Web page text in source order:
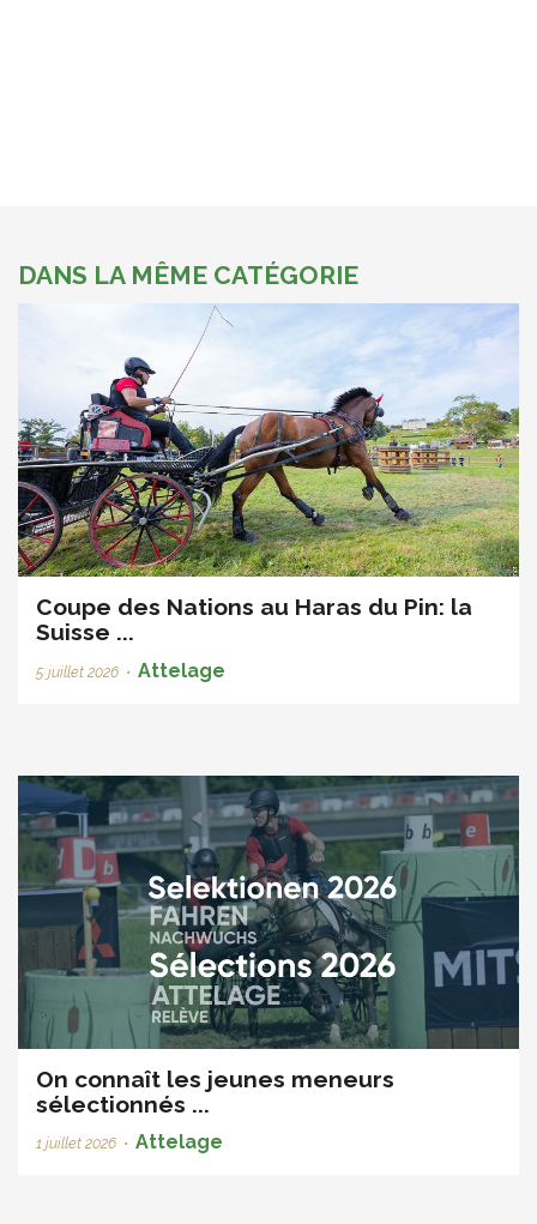
DANS LA MÊME CATÉGORIE
Coupe des Nations au Haras du Pin: la
Suisse ...
5 juillet 2026 • Attelage
On connaît les jeunes meneurs
sélectionnés ...
1 juillet 2026 • Attelage